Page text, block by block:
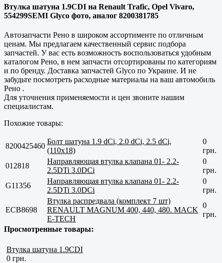
Втулка шатуна 1.9CDI на Renault Trafic, Opel Vivaro,
554299SEMI Glyco фото, аналог 8200381785
Автозапчасти Рено в широком ассортименте по отличным
ценам. Мы предлагаем качественный сервис подбора
запчастей. У вас есть возможность воспользоваться удобным
каталогом Рено, в нем запчасти отсортированы по категориям
и по бренду. Доставка запчастей Glyco по Украине. И не
забудьте посмотреть расходные материалы на ваш автомобиль
Рено .
Для уточнения применяемости и цен звоните нашим
специалистам.
Похожие товары:
8200425460
Болт шатуна 1.9 dCi, 2.0 dCi, 2.5 dCi,
(110x18)
0
грн.
012818
Направляющая втулка клапана 01- 2.2-
2.5DTi 3.0DCi
0
грн.
G11356
Направляющая втулка клапана 01- 2.2-
2.5DTi 3.0DCi
0
грн.
ECB8698
Втулка распредвала (комплект 7 шт)
RENAULT MAGNUM 400, 440, 480. MACK
E-TECH
0
грн.
Просмотренные товары:
Втулка шатуна 1.9CDI
0 грн.